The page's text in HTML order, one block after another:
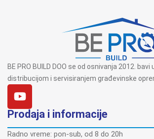
BE PRO BUILD DOO se od osnivanja 2012. bavi
distribucijom i servisiranjem građevinske
Prodaja i informacije
Radno vreme: pon-sub, od 8 do 20h